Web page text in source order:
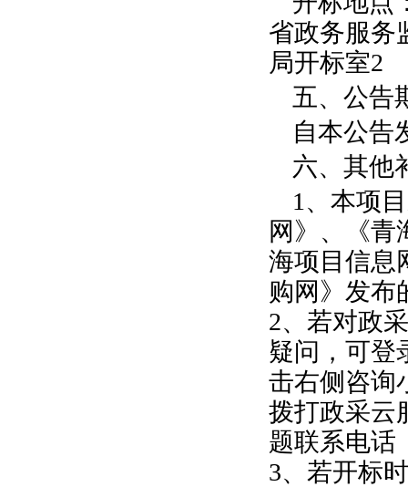
省政务服务
局开标室2
五、公告
自本公告
六、其他
1 、本项
网》、《青
海项目信息
购网》发布
2、若对政
疑问，可登
击右侧咨询
拨打政采云
题联系电话
3、若开标